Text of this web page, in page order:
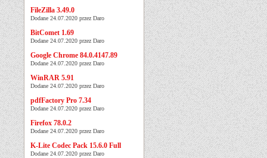
FileZilla 3.49.0
Dodane 24.07.2020 przez Daro
BitComet 1.69
Dodane 24.07.2020 przez Daro
Google Chrome 84.0.4147.89
Dodane 24.07.2020 przez Daro
WinRAR 5.91
Dodane 24.07.2020 przez Daro
pdfFactory Pro 7.34
Dodane 24.07.2020 przez Daro
Firefox 78.0.2
Dodane 24.07.2020 przez Daro
K-Lite Codec Pack 15.6.0 Full
Dodane 24.07.2020 przez Daro